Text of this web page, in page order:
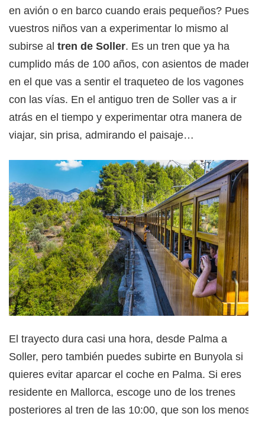
en avión o en barco cuando erais pequeños? Pues
vuestros niños van a experimentar lo mismo al
subirse al tren de Soller. Es un tren que ya ha
cumplido más de 100 años, con asientos de madera
en el que vas a sentir el traqueteo de los vagones
con las vías. En el antiguo tren de Soller vas a ir
atrás en el tiempo y experimentar otra manera de
viajar, sin prisa, admirando el paisaje…
El trayecto dura casi una hora, desde Palma a
Soller, pero también puedes subirte en Bunyola si
quieres evitar aparcar el coche en Palma. Si eres
residente en Mallorca, escoge uno de los trenes
posteriores al tren de las 10:00, que son los menos